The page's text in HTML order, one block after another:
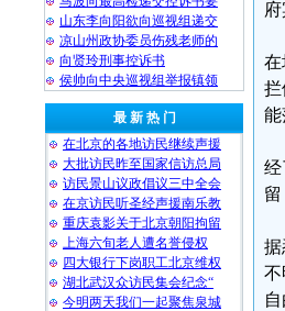
山东李向阳欲向巡视组递交
凉山州政协委员伤残老师的
向贤玲刑事控诉书
侯帅向中央巡视组举报镇领
最 新 热 门
在北京的各地访民继续声援
大批访民昨至国家信访总局
访民景山议政倡议三中全会
在京访民听圣经声援南乐教
重庆袁影关于北京朝阳拘留
上海六旬老人遭名誉侵权
四大银行下岗职工北京维权
湖北武汉众访民集会纪念“
今明两天我们一起聚焦泉城
在
拦
能
经
据
不